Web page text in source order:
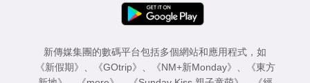
新傳媒集團的數碼平台包括多個網站和應用程式，如
《新假期》
《GOtrip》 《NM+新Monday》
《東方